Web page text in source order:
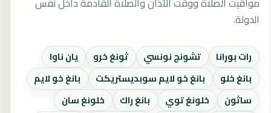
الدولة.
رات بورانا تشونج نونسي ثونغ خرو
يان ناوا
بانغ خلو
بانغ خو لايم سوبديستريكت
بانغ خو لايم
ساثون
خلونغ توي بانغ راك
خلونغ سان